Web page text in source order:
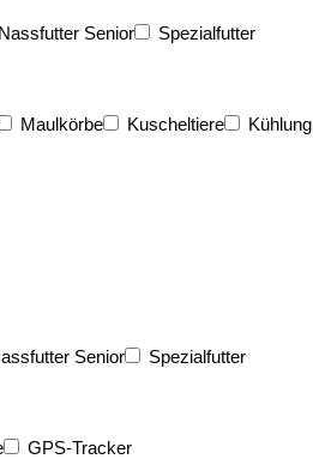
Nassfutter Senior
Spezialfutter
Maulkörbe Kuscheltiere
Kühlung
Senior
Spezialfutter
GPS-Tracker